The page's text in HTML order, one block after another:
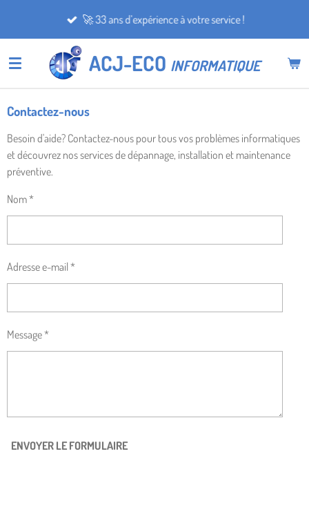
principal
ACJ-ECO INFORMATIQUE
🚀 33 ans d’expérience à votre service !
Contactez-nous
Besoin d'aide? Contactez-nous pour tous vos problèmes informatiques
et découvrez nos services de dépannage, installation et maintenance
préventive.
Nom *
Adresse e-mail *
Message *
ENVOYER LE FORMULAIRE